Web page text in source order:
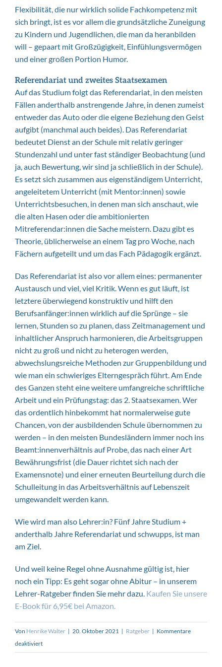
Flexibilität, die nur wirklich solide Fachkompetenz mit
sich bringt, ist es vor allem die grundsätzliche Zuneigung
zu Kindern und Jugendlichen, die man da heranbilden
will – gepaart mit Großzügigkeit, Einfühlungsvermögen
und einer großen Portion Humor.
Referendariat und zweites Staatsexamen
Auf das Studium folgt das Referendariat, in den meisten
Fällen anderthalb anstrengende Jahre, in denen zumeist
entweder das Auto oder die eigene Beziehung den Geist
aufgibt (manchmal auch beides). Das Referendariat
bedeutet Dienst an der Schule mit relativ geringer
Stundenzahl und unter fast ständiger Beobachtung (und
ja, auch Bewertung, wir sind ja schließlich in der Schule).
Es setzt sich zusammen aus eigenständigem Unterricht,
angeleitetem Unterricht (mit Mentor:innen) sowie
Unterrichtsbesuchen, in denen man sich anschaut, wie
die alten Hasen oder die ambitionierten
Mitreferendar:innen die Sache meistern. Dazu gibt es
Theorie, üblicherweise an einem Tag pro Woche, nach
Fächern aufgeteilt und um das Fach Pädagogik ergänzt.
Das Referendariat ist also vor allem eines: permanenter
Austausch und viel, viel Kritik. Wenn es gut läuft, ist
letztere überwiegend konstruktiv und hilft den
Berufsanfänger:innen wirklich auf die Sprünge – sie
lernen, Stunden so zu planen, dass Zeitmanagement und
inhaltlicher Anspruch harmonieren, die Arbeitsgruppen
nicht zu groß und nicht zu heterogen werden,
abwechslungsreiche Methoden zur Gruppenbildung und
wie man ein schwieriges Elterngespräch führt. Am Ende
des Ganzen steht eine weitere umfangreiche schriftliche
Arbeit und ein Prüfungstag: das 2. Staatsexamen. Wer
das ordentlich hinbekommt hat normalerweise gute
Chancen, von der ausbildenden Schule übernommen zu
werden – in den meisten Bundesländern immer noch ins
Beamt:innenverhältnis auf Probe, das nach einer Art
Bewährungsfrist (die Dauer richtet sich nach der
Examensnote) und einer erneuten Beurteilung durch die
Schulleitung in das Arbeitsverhältnis auf Lebenszeit
umgewandelt werden kann.
Wie wird man also Lehrer:in? Fünf Jahre Studium +
anderthalb Jahre Referendariat und schwupps, ist man
am Ziel.
Und weil keine Regel ohne Ausnahme gültig ist, hier
noch ein Tipp: Es geht sogar ohne Abitur – in unserem
Lehrer-Ratgeber finden Sie mehr dazu. Kaufen Sie unsere
E-Book für 6,95€ bei Amazon.
Von Henrike Walter | 20. Oktober 2021 | Ratgeber | Kommentare
deaktiviertfür